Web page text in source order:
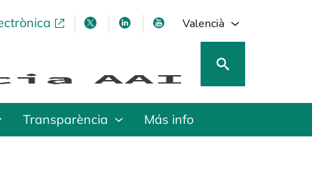
opens in a new tabopens in a new tab
opens in a new tab
opens in a new tab
Valencià
Transparència Más info